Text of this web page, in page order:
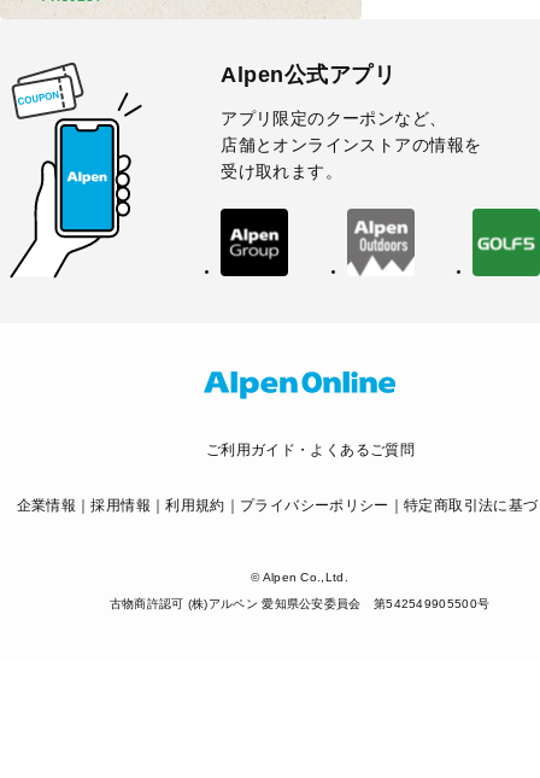
Alpen公式アプリ
アプリ限定のクーポンなど、
店舗とオンラインストアの情報を
受け取れます。
ご利用ガイド・よくあるご質問
企業情報 採用情報 利用規約 プライバシーポリシー 特定商取引法に基
© Alpen Co.,Ltd.
古物商許認可 (株)アルペン 愛知県公安委員会 第542549905500号